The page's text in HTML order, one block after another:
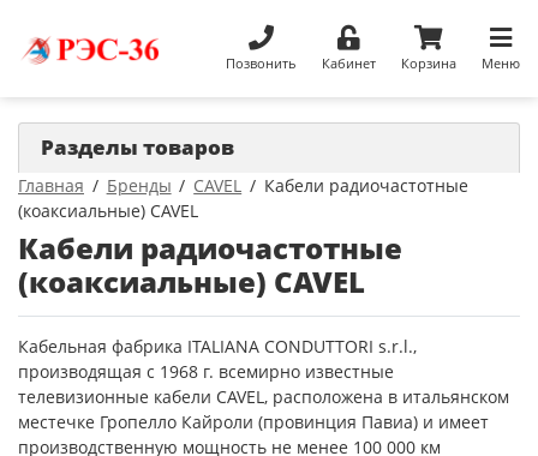
Позвонить Кабинет Корзина Меню
Главная Бренды CAVEL
Кабели радиочастотные
(коаксиальные) CAVEL
Кабели радиочастотные
(коаксиальные) CAVEL
Кабельная фабрика ITALIANA CONDUTTORI s.r.l.,
производящая с 1968 г. всемирно известные
телевизионные кабели CAVEL, расположена в итальянском
местечке Гропелло Кайроли (провинция Павиа) и имеет
производственную мощность не менее 100 000 км
Разделы товаров